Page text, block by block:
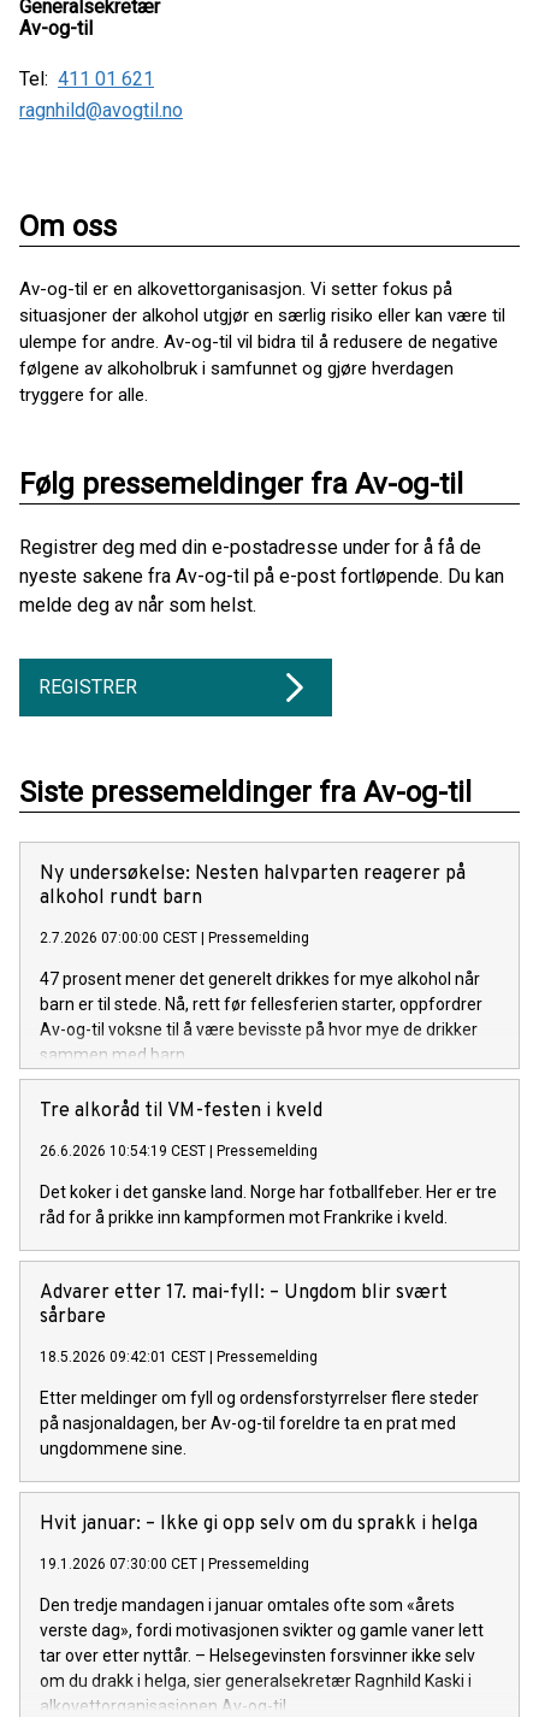
Generalsekretær
Av-og-til
Tel: 411 01 621
ragnhild@avogtil.no
Om oss
Av-og-til er en alkovettorganisasjon. Vi setter fokus på
situasjoner der alkohol utgjør en særlig risiko eller kan være til
ulempe for andre. Av-og-til vil bidra til å redusere de negative
følgene av alkoholbruk i samfunnet og gjøre hverdagen
tryggere for alle.
Følg pressemeldinger fra Av-og-til
Registrer deg med din e-postadresse under for å få de
nyeste sakene fra Av-og-til på e-post fortløpende. Du kan
melde deg av når som helst.
REGISTRER
Siste pressemeldinger fra Av-og-til
Ny undersøkelse: Nesten halvparten reagerer på
alkohol rundt barn
2.7.2026 07:00:00 CEST Pressemelding
47 prosent mener det generelt drikkes for mye alkohol når
barn er til stede. Nå, rett før fellesferien starter, oppfordrer
Av-og-til voksne til å være bevisste på hvor mye de drikker
sammen med barn.
Tre alkoråd til VM-festen i kveld
26.6.2026 10:54:19 CEST Pressemelding
Det koker i det ganske land. Norge har fotballfeber. Her er tre
råd for å prikke inn kampformen mot Frankrike i kveld.
Advarer etter 17. mai-fyll: – Ungdom blir svært
sårbare
18.5.2026 09:42:01 CEST Pressemelding
Etter meldinger om fyll og ordensforstyrrelser flere steder
på nasjonaldagen, ber Av-og-til foreldre ta en prat med
ungdommene sine.
Hvit januar: – Ikke gi opp selv om du sprakk i helga
19.1.2026 07:30:00 CET Pressemelding
Den tredje mandagen i januar omtales ofte som «årets
verste dag», fordi motivasjonen svikter og gamle vaner lett
tar over etter nyttår. – Helsegevinsten forsvinner ikke selv
om du drakk i helga, sier generalsekretær Ragnhild Kaski i
alkovettorganisasjonen Av-og-til.